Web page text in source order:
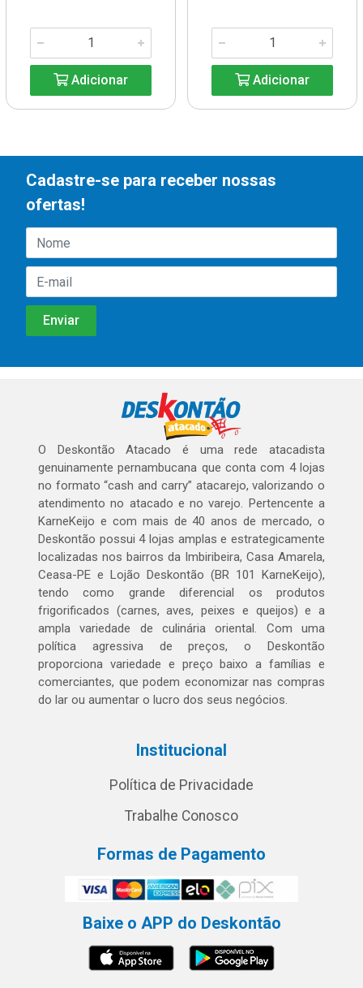
Adicionar Adicionar
Cadastre-se para receber nossas
ofertas!
O Deskontão Atacado é uma rede atacadista
genuinamente pernambucana que conta com 4 lojas
no formato “cash and carry” atacarejo, valorizando o
atendimento no atacado e no varejo. Pertencente a
KarneKeijo e com mais de 40 anos de mercado, o
Deskontão possui 4 lojas amplas e estrategicamente
localizadas nos bairros da Imbiribeira, Casa Amarela,
Ceasa-PE e Lojão Deskontão (BR 101 KarneKeijo),
tendo como grande diferencial os produtos
frigorificados (carnes, aves, peixes e queijos) e a
ampla variedade de culinária oriental. Com uma
política agressiva de preços, o Deskontão
proporciona variedade e preço baixo a famílias e
comerciantes, que podem economizar nas compras
do lar ou aumentar o lucro dos seus negócios.
Institucional
Política de Privacidade
Trabalhe Conosco
Formas de Pagamento
Baixe o APP do Deskontão